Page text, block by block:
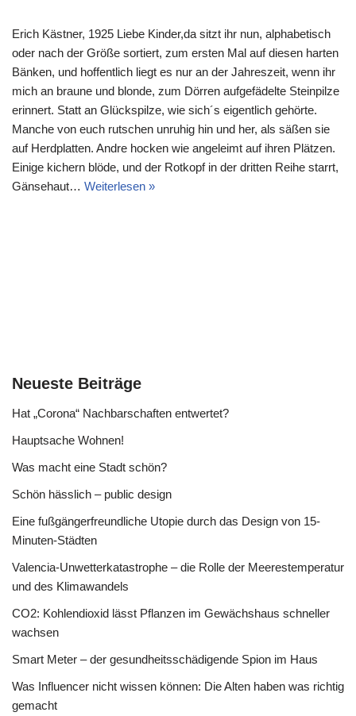
Erich Kästner, 1925 Liebe Kinder,da sitzt ihr nun, alphabetisch
oder nach der Größe sortiert, zum ersten Mal auf diesen harten
Bänken, und hoffentlich liegt es nur an der Jahreszeit, wenn ihr
mich an braune und blonde, zum Dörren aufgefädelte Steinpilze
erinnert. Statt an Glückspilze, wie sich´s eigentlich gehörte.
Manche von euch rutschen unruhig hin und her, als säßen sie
auf Herdplatten. Andre hocken wie angeleimt auf ihren Plätzen.
Einige kichern blöde, und der Rotkopf in der dritten Reihe starrt,
Gänsehaut… Weiterlesen »
Neueste Beiträge
Hat „Corona“ Nachbarschaften entwertet?
Hauptsache Wohnen!
Was macht eine Stadt schön?
Schön hässlich – public design
Eine fußgängerfreundliche Utopie durch das Design von 15-
Minuten-Städten
Valencia-Unwetterkatastrophe – die Rolle der Meerestemperatur
und des Klimawandels
CO2: Kohlendioxid lässt Pflanzen im Gewächshaus schneller
wachsen
Smart Meter – der gesundheitsschädigende Spion im Haus
Was Influencer nicht wissen können: Die Alten haben was richtig
gemacht